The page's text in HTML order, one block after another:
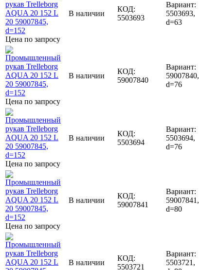
Цена по запросу
В наличии
КОД:
5503693
Вариант:
5503693,
d=63
Цена по запросу
В наличии
КОД:
59007840
Вариант:
59007840,
d=76
Цена по запросу
В наличии
КОД:
5503694
Вариант:
5503694,
d=76
Цена по запросу
В наличии
КОД:
59007841
Вариант:
59007841,
d=80
В наличии
КОД:
5503721
Вариант:
5503721,